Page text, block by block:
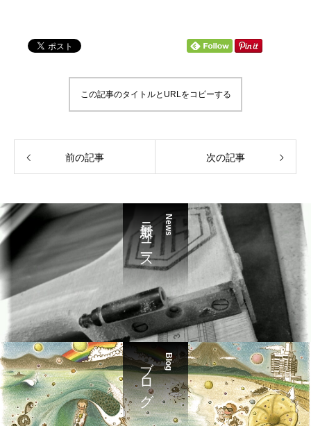
この記事のタイトルとURLをコピーする
前の記事 次の記事
News
最新ニュース
Blog
ブログ